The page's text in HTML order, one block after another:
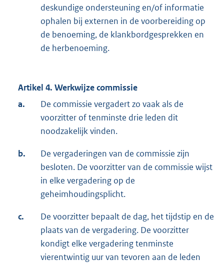
deskundige ondersteuning en/of informatie
ophalen bij externen in de voorbereiding op
de benoeming, de klankbordgesprekken en
de herbenoeming.
Artikel 4. Werkwijze commissie
a.
De commissie vergadert zo vaak als de
voorzitter of tenminste drie leden dit
noodzakelijk vinden.
b.
De vergaderingen van de commissie zijn
besloten. De voorzitter van de commissie wijst
in elke vergadering op de
geheimhoudingsplicht.
c.
De voorzitter bepaalt de dag, het tijdstip en de
plaats van de vergadering. De voorzitter
kondigt elke vergadering tenminste
vierentwintig uur van tevoren aan de leden